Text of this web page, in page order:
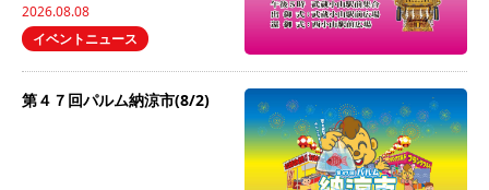
2026.08.08
イベントニュース
第４７回パルム納涼市(8/2)